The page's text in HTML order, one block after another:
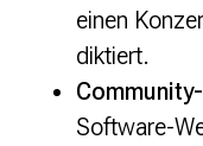
einen
diktiert.
Software-